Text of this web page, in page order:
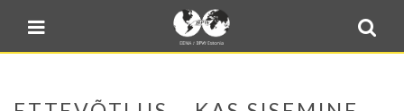
Sulge menüü
Blogi
E-pood